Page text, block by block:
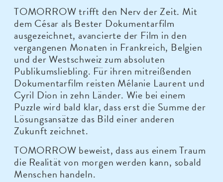
TOMORROW trifft den Nerv der Zeit. Mit
dem César als Bester Dokumentarfilm
ausgezeichnet, avancierte der Film in den
vergangenen Monaten in Frankreich, Belgien
und der Westschweiz zum absoluten
Publikumsliebling. Für ihren mitreißenden
Dokumentarfilm reisten Mélanie Laurent und
Cyril Dion in zehn Länder. Wie bei einem
Puzzle wird bald klar, dass erst die Summe der
Lösungsansätze das Bild einer anderen
Zukunft zeichnet.
TOMORROW beweist, dass aus einem Traum
die Realität von morgen werden kann, sobald
Menschen handeln.